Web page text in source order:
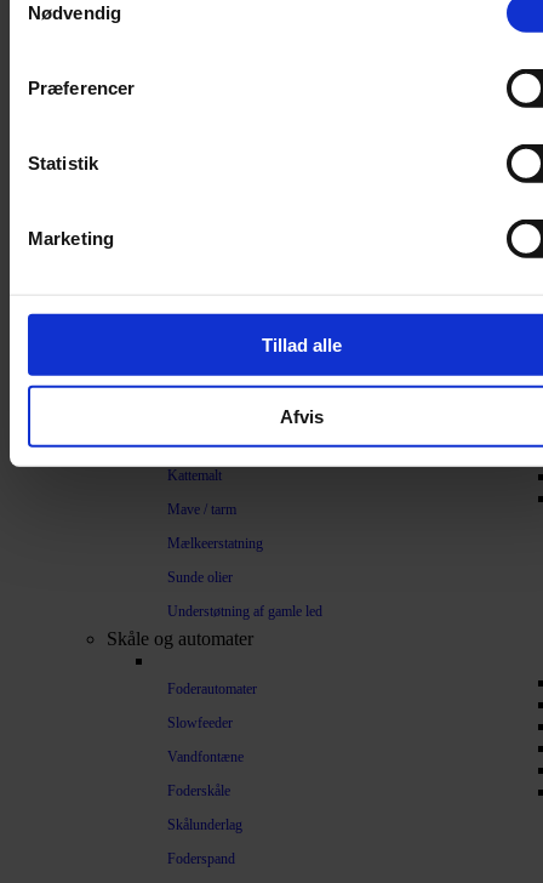
Nødvendig
Præferencer
Statistik
Marketing
Tillad alle
Afvis
Beroligende
Kattegræs
Kattemalt
Mave / tarm
Mælkeerstatning
Sunde olier
Understøtning af gamle led
Skåle og automater
Foderautomater
Slowfeeder
Vandfontæne
Foderskåle
Skålunderlag
Foderspand